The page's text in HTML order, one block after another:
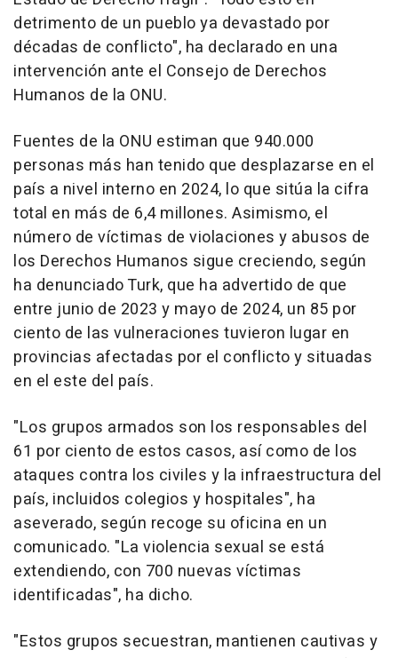
detrimento de un pueblo ya devastado por
décadas de conflicto", ha declarado en una
intervención ante el Consejo de Derechos
Humanos de la ONU.
Fuentes de la ONU estiman que 940.000
personas más han tenido que desplazarse en el
país a nivel interno en 2024, lo que sitúa la cifra
total en más de 6,4 millones. Asimismo, el
número de víctimas de violaciones y abusos de
los Derechos Humanos sigue creciendo, según
ha denunciado Turk, que ha advertido de que
entre junio de 2023 y mayo de 2024, un 85 por
ciento de las vulneraciones tuvieron lugar en
provincias afectadas por el conflicto y situadas
en el este del país.
"Los grupos armados son los responsables del
61 por ciento de estos casos, así como de los
ataques contra los civiles y la infraestructura del
país, incluidos colegios y hospitales", ha
aseverado, según recoge su oficina en un
comunicado. "La violencia sexual se está
extendiendo, con 700 nuevas víctimas
identificadas", ha dicho.
"Estos grupos secuestran, mantienen cautivas y